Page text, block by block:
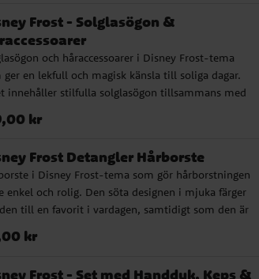
både bekväm och enkel att använda. ✔️ 3D-
med fint Elsa-motiv från Disney Frost ✔️
huvudfack med dragkedja ✔️ Praktiska
i mesh ✔️ Justerbara, vadderade axelremmar
i tåligt material, 67% polyester och 33%
Mått: ca 25 x 31 x 10 cm
Frost - Solglasögon &
och håraccessoarer i Disney Frost-tema
ger en lekfull och magisk känsla till soliga dagar.
innehåller stilfulla solglasögon tillsammans med
vill uttrycka sin stil inspirerad av Elsa och Anna.
som sitter bekvämt utan att klämma. Ger
skydd mot solens strålar och passar utmärkt
lek och utflykter. ✔️ 1 par solglasögon ✔️ 2
✔️ 2 scrunchies
: 129,00 kr
kr
Frost Detangler Hårborste
i Disney Frost-tema som gör hårborstningen
enkel och rolig. Den söta designen i mjuka färger
till en favorit i vardagen, samtidigt som den är
Den flexibla detangler-borsten reder
:49,00 kr
kr
Frost - Set med Handduk, Keps &